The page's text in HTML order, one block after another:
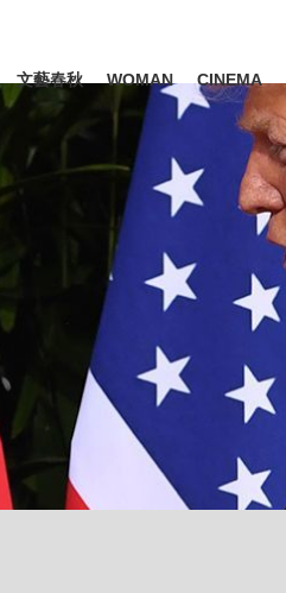
ビジネス
日本生まれ
文藝春秋 WOMAN CINEMA
キーワード入力
#城彰二
#内田有紀